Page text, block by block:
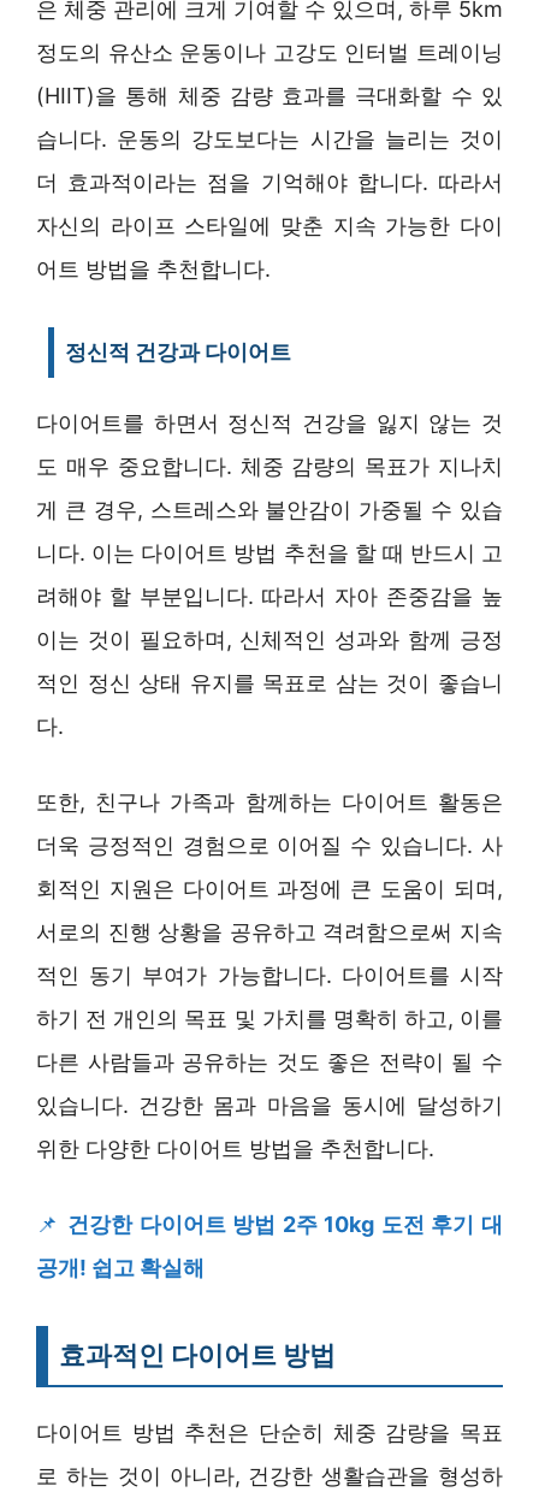
은 체중 관리에 크게 기여할 수 있으며, 하루 5km
정도의 유산소 운동이나 고강도 인터벌 트레이닝
(HIIT)을 통해 체중 감량 효과를 극대화할 수 있
습니다. 운동의 강도보다는 시간을 늘리는 것이
더 효과적이라는 점을 기억해야 합니다. 따라서
자신의 라이프 스타일에 맞춘 지속 가능한 다이
어트 방법을 추천합니다.
정신적 건강과 다이어트
다이어트를 하면서 정신적 건강을 잃지 않는 것
도 매우 중요합니다. 체중 감량의 목표가 지나치
게 큰 경우, 스트레스와 불안감이 가중될 수 있습
니다. 이는 다이어트 방법 추천을 할 때 반드시 고
려해야 할 부분입니다. 따라서 자아 존중감을 높
이는 것이 필요하며, 신체적인 성과와 함께 긍정
적인 정신 상태 유지를 목표로 삼는 것이 좋습니
다.
또한, 친구나 가족과 함께하는 다이어트 활동은
더욱 긍정적인 경험으로 이어질 수 있습니다. 사
회적인 지원은 다이어트 과정에 큰 도움이 되며,
서로의 진행 상황을 공유하고 격려함으로써 지속
적인 동기 부여가 가능합니다. 다이어트를 시작
하기 전 개인의 목표 및 가치를 명확히 하고, 이를
다른 사람들과 공유하는 것도 좋은 전략이 될 수
있습니다. 건강한 몸과 마음을 동시에 달성하기
위한 다양한 다이어트 방법을 추천합니다.
📌 건강한 다이어트 방법 2주 10kg 도전 후기 대
공개! 쉽고 확실해
효과적인 다이어트 방법
다이어트 방법 추천은 단순히 체중 감량을 목표
로 하는 것이 아니라, 건강한 생활습관을 형성하